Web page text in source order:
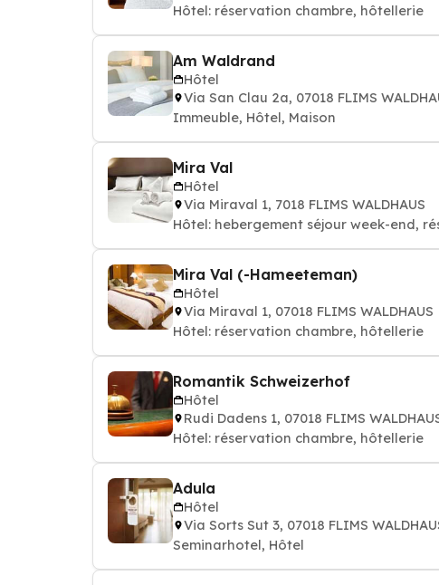
Hôtel: réservation chambre, hôtellerie
Am Waldrand
Hôtel
Via San Clau 2a, 07018 FLIMS
Immeuble, Hôtel, Maison
Mira Val
Hôtel
Via Miraval 1, 7018 FLIMS WALDHAUS
Hôtel: hebergement séjour week-end,
Mira Val (-Hameeteman)
Hôtel
Via Miraval 1, 07018 FLIMS WALDHAUS
Hôtel: réservation chambre, hôtellerie
Romantik Schweizerhof
Hôtel
Rudi Dadens 1, 07018 FLIMS
Hôtel: réservation chambre, hôtellerie
Adula
Hôtel
Via Sorts Sut 3, 07018 FLIMS
Seminarhotel, Hôtel